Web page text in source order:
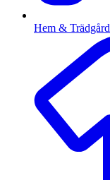
Hem & Trädgård